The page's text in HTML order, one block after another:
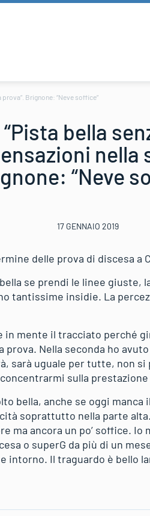
Brignone: “Neve soffice”
bella
nella
“Neve
17 GENNAIO 2019
delle prova di discesa a
se prendi le linee giuste,
tantissime insidie. La
in mente il tracciato perché
prova. Nella seconda ho
sarà uguale per tutte, non
sulla prestazione
bella, anche se oggi
soprattutto nella parte
ma ancora un po’ soffice.
o superG da più di un
intorno. Il traguardo è bello